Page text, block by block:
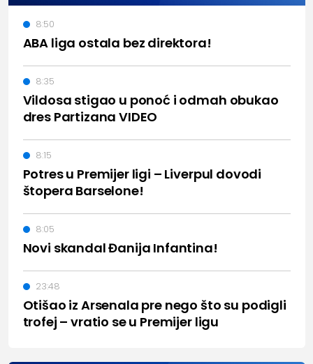
ABA liga ostala bez direktora!
8:50
Vildosa stigao u ponoć i odmah obukao
dres Partizana VIDEO
8:35
Potres u Premijer ligi – Liverpul dovodi
štopera Barselone!
8:15
Novi skandal Đanija Infantina!
8:05
Otišao iz Arsenala pre nego što su podigli
trofej – vratio se u Premijer ligu
23:48